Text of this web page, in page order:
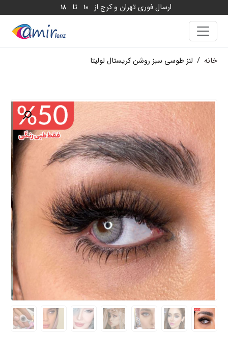
ارسال فوری تهران و کرج از 10 تا 18
خانه / لنز طوسی سبز روشن کریستال لولیتا